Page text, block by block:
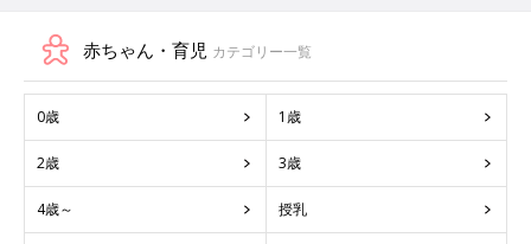
赤ちゃん・育児 カテゴリー一覧
0歳 1歳
2歳 3歳
4歳～ 授乳